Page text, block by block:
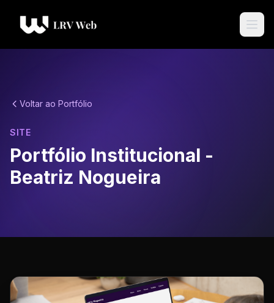
Voltar ao Portfólio
SITE
Portfólio Institucional -
Beatriz Nogueira